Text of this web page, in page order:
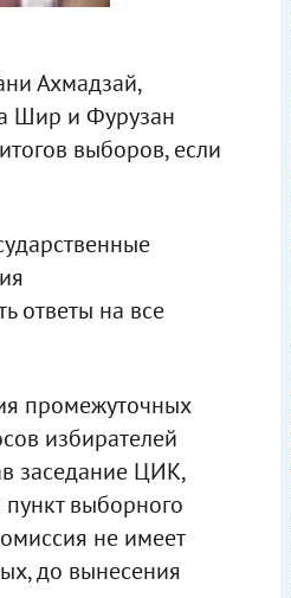
Ахмадзай,
Шир и Фурузан
выборов, если
ответы на все
промежуточных
избирателей
заседание ЦИК,
выборного
не имеет
до вынесения